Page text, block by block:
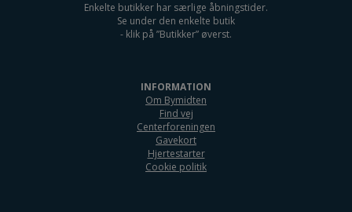
Enkelte butikker har særlige åbningstider.
Se under den enkelte butik
- klik på ”Butikker” øverst.
INFORMATION
Om Bymidten
Find vej
Centerforeningen
Gavekort
Hjertestarter
Cookie politik